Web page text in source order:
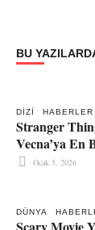
BU
DIZI HABERLER
Stranger
Vecna’ya En
Ocak 5, 2026
DÜNYA